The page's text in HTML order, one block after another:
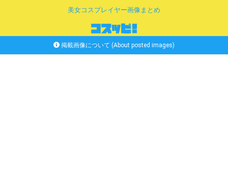
美女コスプレイヤー画像まとめ
掲載画像について (About posted images)